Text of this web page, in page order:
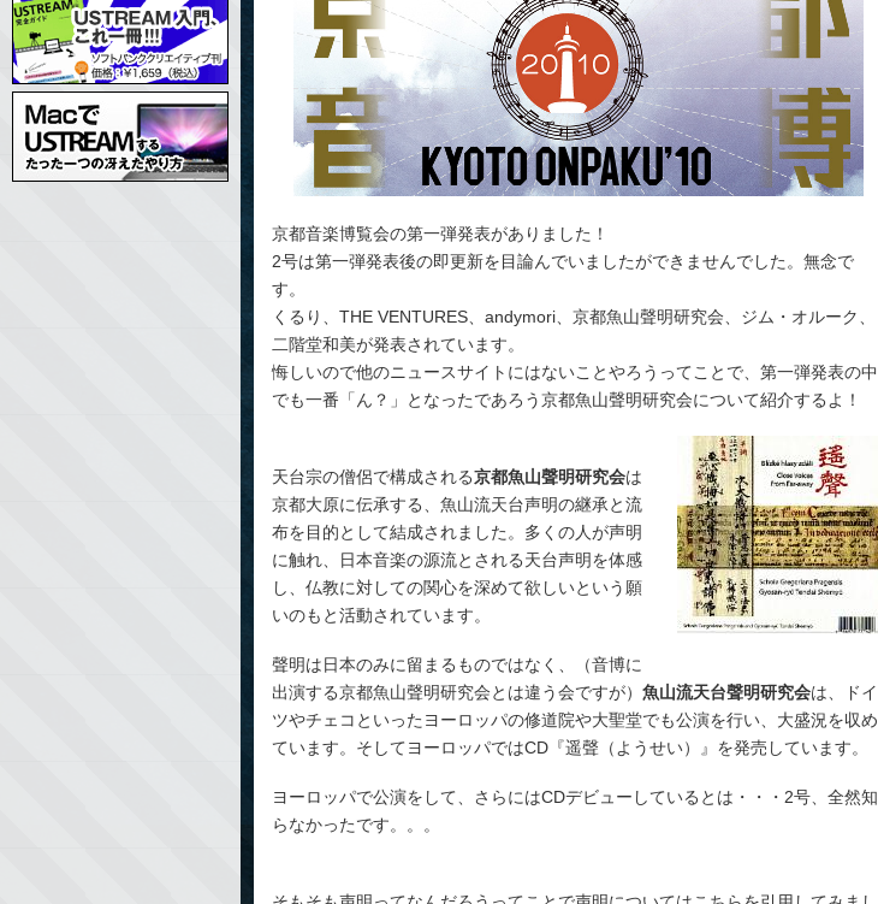
京都音楽博覧会の第一弾発表がありました！
2号は第一弾発表後の即更新を目論んでいましたができませんでした。無念で
す。
くるり、THE VENTURES、andymori、京都魚山聲明研究会、ジム・オルーク、
二階堂和美が発表されています。
悔しいので他のニュースサイトにはないことやろうってことで、第一弾発表の中
でも一番「ん？」となったであろう京都魚山聲明研究会について紹介するよ！
天台宗の僧侶で構成される京都魚山聲明研究会は
京都大原に伝承する、魚山流天台声明の継承と流
布を目的として結成されました。多くの人が声明
に触れ、日本音楽の源流とされる天台声明を体感
し、仏教に対しての関心を深めて欲しいという願
いのもと活動されています。
聲明は日本のみに留まるものではなく、（音博に
出演する京都魚山聲明研究会とは違う会ですが） 魚山流天台聲明研究会は、ドイ
ツやチェコといったヨーロッパの修道院や大聖堂でも公演を行い、大盛況を収め
ています。そしてヨーロッパではCD『遥聲（ようせい）』を発売しています。
ヨーロッパで公演をして、さらにはCDデビューしているとは・・・2号、全然知
らなかったです。。。